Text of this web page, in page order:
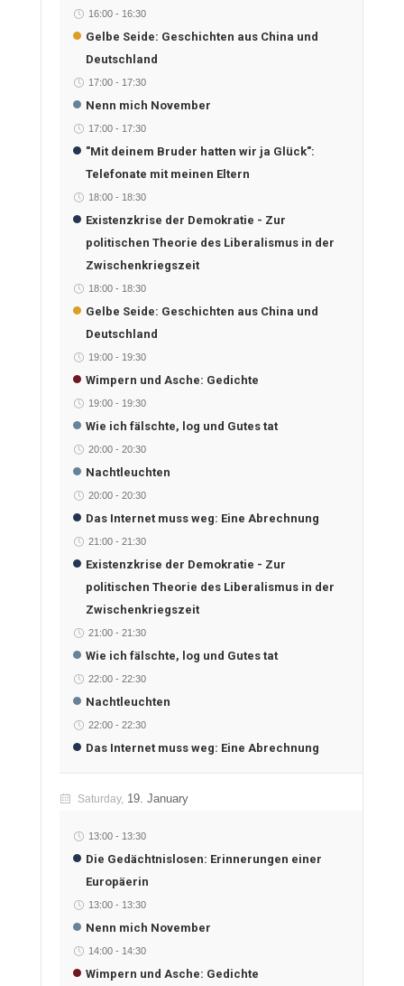
16:00- 16:30
Gelbe Seide: Geschichten aus China und
Deutschland
17:00- 17:30
Nenn mich November
17:00- 17:30
"Mit deinem Bruder hatten wir ja Glück":
Telefonate mit meinen Eltern
18:00- 18:30
Existenzkrise der Demokratie - Zur
politischen Theorie des Liberalismus in der
Zwischenkriegszeit
18:00- 18:30
Gelbe Seide: Geschichten aus China und
Deutschland
19:00- 19:30
Wimpern und Asche: Gedichte
19:00- 19:30
Wie ich fälschte, log und Gutes tat
20:00- 20:30
Nachtleuchten
20:00- 20:30
Das Internet muss weg: Eine Abrechnung
21:00- 21:30
Existenzkrise der Demokratie - Zur
politischen Theorie des Liberalismus in der
Zwischenkriegszeit
21:00- 21:30
Wie ich fälschte, log und Gutes tat
22:00- 22:30
Nachtleuchten
22:00- 22:30
Das Internet muss weg: Eine Abrechnung
Saturday, 19. January
13:00- 13:30
Die Gedächtnislosen: Erinnerungen einer
Europäerin
13:00- 13:30
Nenn mich November
14:00- 14:30
Wimpern und Asche: Gedichte